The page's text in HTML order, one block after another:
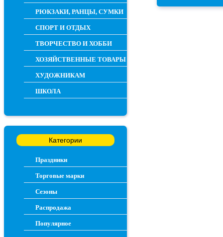
РЮКЗАКИ, РАНЦЫ, СУМКИ
СПОРТ И ОТДЫХ
ТВОРЧЕСТВО И ХОББИ
ХОЗЯЙСТВЕННЫЕ ТОВАРЫ
ХУДОЖНИКАМ
ШКОЛА
Категории
Праздники
Торговые марки
Сезоны
Распродажа
Популярное